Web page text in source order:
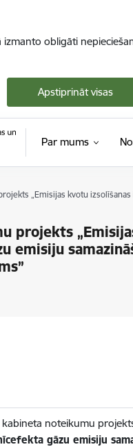
obligāti
Apstiprināt visas
Par mums
„Emisijas kvotu
projekts
emisiju
noteikumu
gāzu emisiju